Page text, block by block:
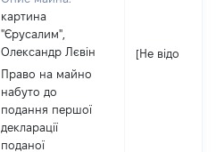
картина
"Єрусалим",
Олександр Лєвін
Право на майно
набуто до
подання першої
декларації
поданої
[Не відомо]